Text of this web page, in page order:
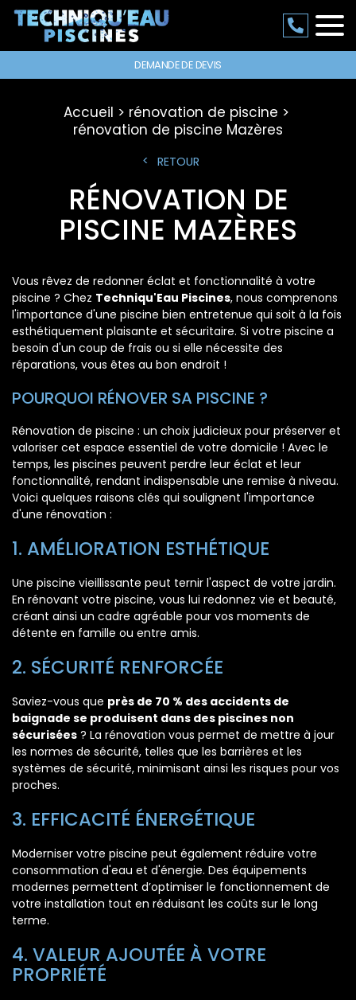
DEMANDE DE DEVIS
Accueil
rénovation de piscine
rénovation de piscine Mazères
RETOUR
RÉNOVATION DE
PISCINE MAZÈRES
Vous rêvez de redonner éclat et fonctionnalité à votre
piscine ? Chez Techniqu'Eau Piscines, nous comprenons
l'importance d'une piscine bien entretenue qui soit à la fois
esthétiquement plaisante et sécuritaire. Si votre piscine a
besoin d'un coup de frais ou si elle nécessite des
réparations, vous êtes au bon endroit !
POURQUOI RÉNOVER SA PISCINE ?
Rénovation de piscine : un choix judicieux pour préserver et
valoriser cet espace essentiel de votre domicile ! Avec le
temps, les piscines peuvent perdre leur éclat et leur
fonctionnalité, rendant indispensable une remise à niveau.
Voici quelques raisons clés qui soulignent l'importance
d'une rénovation :
1. AMÉLIORATION ESTHÉTIQUE
Une piscine vieillissante peut ternir l'aspect de votre jardin.
En rénovant votre piscine, vous lui redonnez vie et beauté,
créant ainsi un cadre agréable pour vos moments de
détente en famille ou entre amis.
2. SÉCURITÉ RENFORCÉE
Saviez-vous que près de 70 % des accidents de
baignade se produisent dans des piscines non
sécurisées ? La rénovation vous permet de mettre à jour
les normes de sécurité, telles que les barrières et les
systèmes de sécurité, minimisant ainsi les risques pour vos
proches.
3. EFFICACITÉ ÉNERGÉTIQUE
Moderniser votre piscine peut également réduire votre
consommation d'eau et d'énergie. Des équipements
modernes permettent d’optimiser le fonctionnement de
votre installation tout en réduisant les coûts sur le long
terme.
4. VALEUR AJOUTÉE À VOTRE
PROPRIÉTÉ